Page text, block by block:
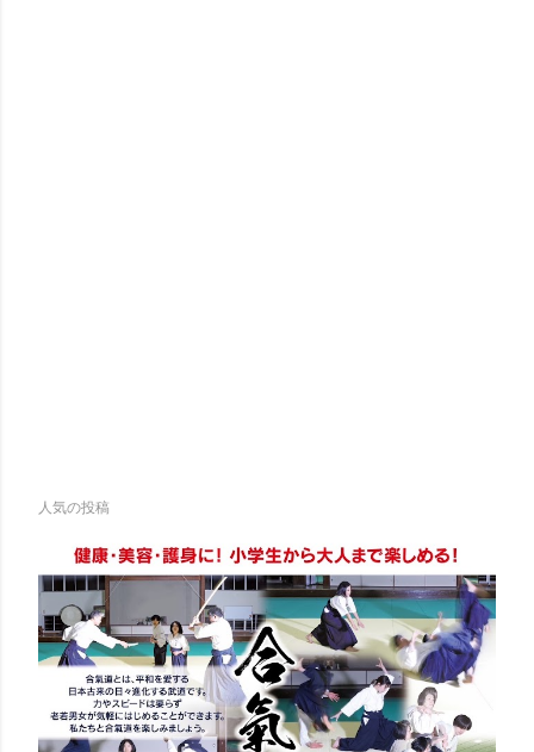
人気の投稿